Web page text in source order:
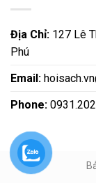
Địa Chỉ: 127 Lê
Phú
Email:
Phone: